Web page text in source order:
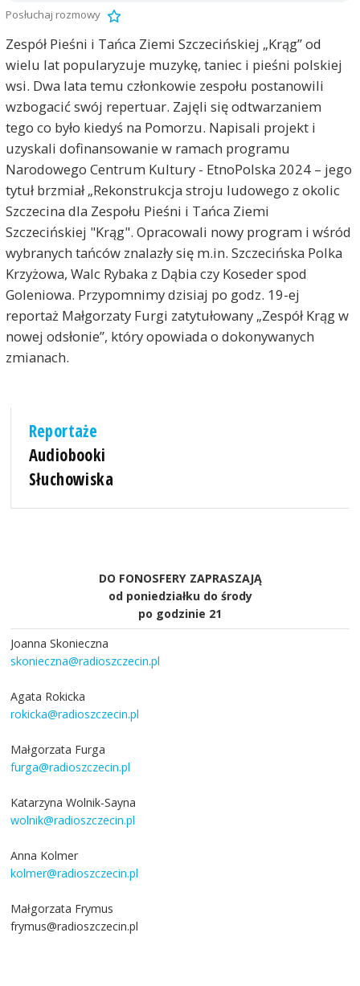
Posłuchaj rozmowy
Zespół Pieśni i Tańca Ziemi Szczecińskiej „Krąg” od
wielu lat popularyzuje muzykę, taniec i pieśni polskiej
wsi. Dwa lata temu członkowie zespołu postanowili
wzbogacić swój repertuar. Zajęli się odtwarzaniem
tego co było kiedyś na Pomorzu. Napisali projekt i
uzyskali dofinansowanie w ramach programu
Narodowego Centrum Kultury - EtnoPolska 2024 – jego
tytuł brzmiał „Rekonstrukcja stroju ludowego z okolic
Szczecina dla Zespołu Pieśni i Tańca Ziemi
Szczecińskiej "Krąg". Opracowali nowy program i wśród
wybranych tańców znalazły się m.in. Szczecińska Polka
Krzyżowa, Walc Rybaka z Dąbia czy Koseder spod
Goleniowa. Przypomnimy dzisiaj po godz. 19-ej
reportaż Małgorzaty Furgi zatytułowany „Zespół Krąg w
nowej odsłonie”, który opowiada o dokonywanych
zmianach.
Reportaże
Audiobooki
Słuchowiska
DO FONOSFERY ZAPRASZAJĄ
od poniedziałku do środy
po godzinie 21
Joanna Skonieczna
skonieczna@radioszczecin.pl
Agata Rokicka
rokicka@radioszczecin.pl
Małgorzata Furga
furga@radioszczecin.pl
Katarzyna Wolnik-Sayna
wolnik@radioszczecin.pl
Anna Kolmer
kolmer@radioszczecin.pl
Małgorzata Frymus
frymus@radioszczecin.pl